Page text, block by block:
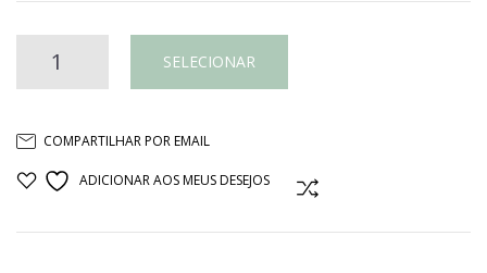
Almofada
geométrica
SELECIONAR
COMPARTILHAR POR EMAIL
ADICIONAR AOS MEUS DESEJOS